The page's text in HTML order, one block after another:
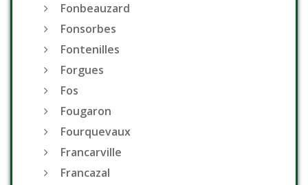
Fonbeauzard
Fonsorbes
Fontenilles
Forgues
Fos
Fougaron
Fourquevaux
Francarville
Francazal